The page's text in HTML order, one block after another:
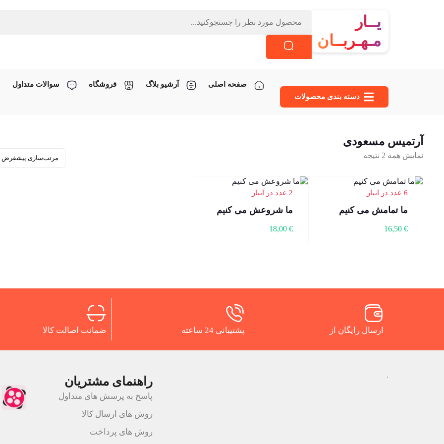
یــار
مـهـربــان
دسته‌ بندی محصولات
صفحه اصلی آرشیو بلاگ فروشگاه سوالات متداول
آرتمیس مسعودی
نمایش همه 2 نتیجه
6 عدد در انبار
ما تمامش می کنیم
16,50 €
2 عدد در انبار
ما شروعش می کنیم
18,00 €
ارسال رایگان از پشتیبانی 24 ساعته ضمانت اصالت کالا
. راهنمای مشتریان
پاسخ به پرسش های متداول
روش های ارسال کالا
روش های پرداخت